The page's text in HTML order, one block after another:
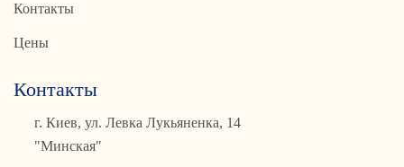
Контакты
Цены
Контакты
г. Киев, ул. Левка Лукьяненка, 14
"Минская"